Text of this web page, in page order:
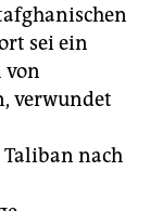
sei ein
von
verwundet
nach